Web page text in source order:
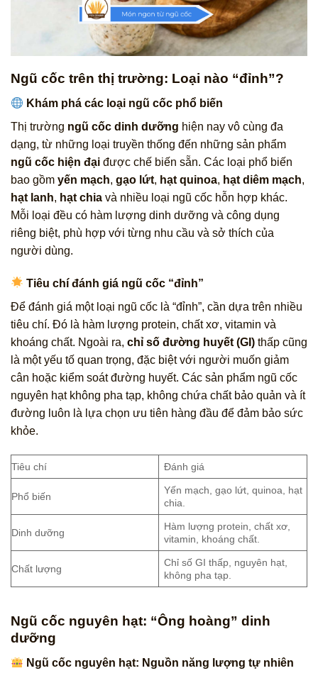
Ngũ cốc trên thị trường: Loại nào “đỉnh”?
Khám phá các loại ngũ cốc phổ biến
Thị trường ngũ cốc dinh dưỡng hiện nay vô cùng đa
dạng, từ những loại truyền thống đến những sản phẩm
ngũ cốc hiện đại được chế biến sẵn. Các loại phổ biến
bao gồm yến mạch, gạo lứt, hạt quinoa, hạt diêm mạch,
hạt lanh, hạt chia và nhiều loại ngũ cốc hỗn hợp khác.
Mỗi loại đều có hàm lượng dinh dưỡng và công dụng
riêng biệt, phù hợp với từng nhu cầu và sở thích của
người dùng.
Tiêu chí đánh giá ngũ cốc “đỉnh”
Để đánh giá một loại ngũ cốc là “đỉnh”, cần dựa trên nhiều
tiêu chí. Đó là hàm lượng protein, chất xơ, vitamin và
khoáng chất. Ngoài ra, chỉ số đường huyết (GI) thấp cũng
là một yếu tố quan trọng, đặc biệt với người muốn giảm
cân hoặc kiểm soát đường huyết. Các sản phẩm ngũ cốc
nguyên hạt không pha tạp, không chứa chất bảo quản và ít
đường luôn là lựa chọn ưu tiên hàng đầu để đảm bảo sức
khỏe.
Tiêu chí Đánh giá
Phổ biến
Yến mạch, gạo lứt, quinoa, hạt
chia.
Dinh dưỡng
Hàm lượng protein, chất xơ,
vitamin, khoáng chất.
Chất lượng
Chỉ số GI thấp, nguyên hạt,
không pha tạp.
Ngũ cốc nguyên hạt: “Ông hoàng” dinh
dưỡng
Ngũ cốc nguyên hạt: Nguồn năng lượng tự nhiên